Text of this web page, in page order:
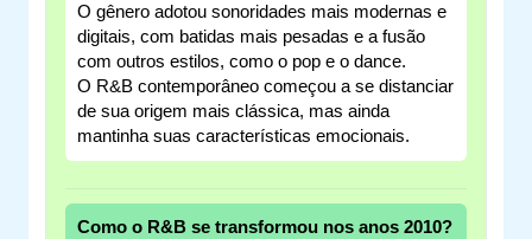
O gênero adotou sonoridades mais modernas e
digitais, com batidas mais pesadas e a fusão
com outros estilos, como o pop e o dance.
O R&B contemporâneo começou a se distanciar
de sua origem mais clássica, mas ainda
mantinha suas características emocionais.
Como o R&B se transformou nos anos 2010?